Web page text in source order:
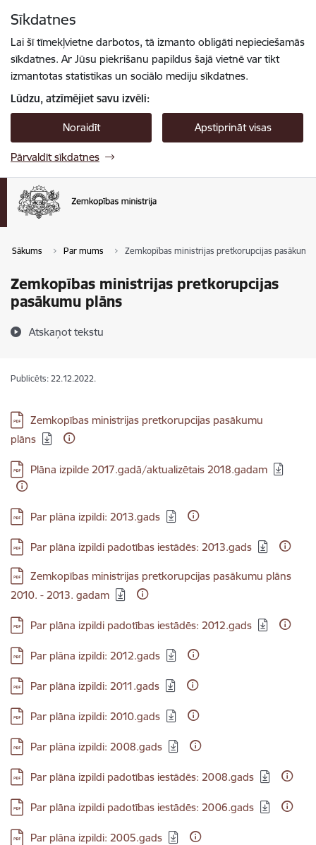
Sīkdatnes
Lai šī tīmekļvietne darbotos, tā izmanto obligāti nepieciešamās
sīkdatnes. Ar Jūsu piekrišanu papildus šajā vietnē var tikt
izmantotas statistikas un sociālo mediju sīkdatnes.
Lūdzu, atzīmējiet savu izvēli:
Noraidīt Apstiprināt visas
Pārvaldīt sīkdatnes
Sākums Par mums Zemkopības ministrijas pretkorupcijas pasākumu
Zemkopības ministrijas pretkorupcijas
pasākumu plāns
Atskaņot tekstu
Publicēts: 22.12.2022.
Lejupielādēt:
Zemkopības ministrijas pretkorupcijas pasākumu
plāns
Lejupielādēt:
Plāna izpilde 2017.gadā/aktualizētais 2018.gadam
Lejupielādēt:
Par plāna izpildi: 2013.gads
Lejupielādēt:
Par plāna izpildi padotības iestādēs: 2013.gads
Lejupielādēt:
Zemkopības ministrijas pretkorupcijas pasākumu plāns
2010. - 2013. gadam
Lejupielādēt:
Par plāna izpildi padotības iestādēs: 2012.gads
Lejupielādēt:
Par plāna izpildi: 2012.gads
Lejupielādēt:
Par plāna izpildi: 2011.gads
Lejupielādēt:
Par plāna izpildi: 2010.gads
Lejupielādēt:
Par plāna izpildi: 2008.gads
Lejupielādēt:
Par plāna izpildi padotības iestādēs: 2008.gads
Lejupielādēt:
Par plāna izpildi padotības iestādēs: 2006.gads
Lejupielādēt:
Par plāna izpildi: 2005.gads